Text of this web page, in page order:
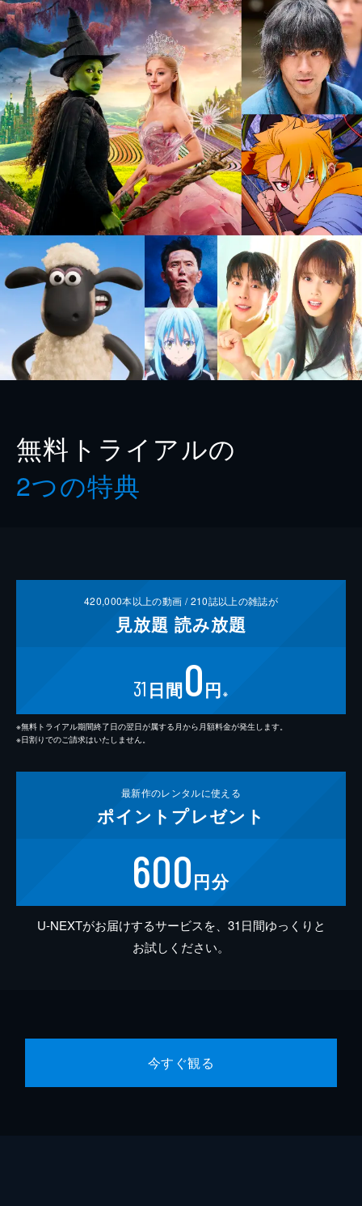
無料トライアルの
2つの特典
420,000本以上の動画 /210誌以上の雑誌が
見放題 読み放題
31 日間0円 ※
※無料トライアル期間終了日の翌日が属する月から月額料金が発生します。
※日割りでのご請求はいたしません。
最新作のレンタルに使える
ポイント プレゼント
600円分
U-NEXTがお届けするサービスを、31日間ゆっくりと
お試しください。
今すぐ観る